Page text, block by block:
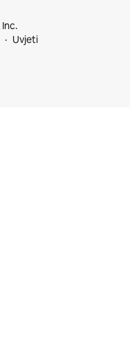
Uvjeti